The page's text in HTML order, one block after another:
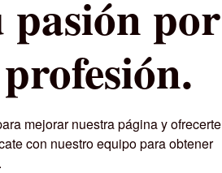
por
mejorar nuestra página y ofrecerte
con nuestro equipo para obtener